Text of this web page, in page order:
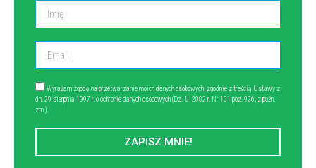
Wyrażam zgodę na przetwarzanie moich danych osobowych, zgodnie z treścią Ustawy z
dn. 29 sierpnia 1997 r. o ochronie danych osobowych (Dz. U. 2002 r. Nr 101 poz. 926, z późn.
zm.).
ZAPISZ MNIE!